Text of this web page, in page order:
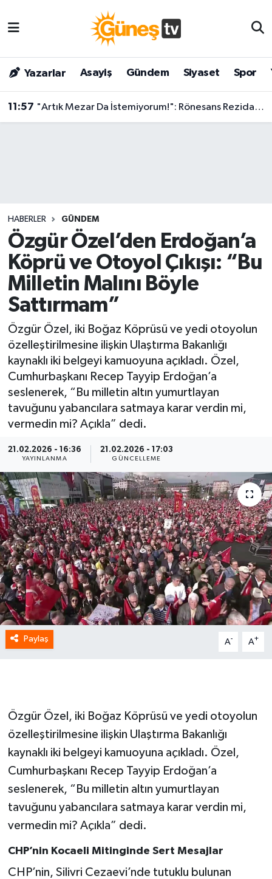
Yazarlar Asayiş Gündem Siyaset Spor
11:57 "Artık Mezar Da İstemiyorum!": Rönesans Rezidans Depremzedesinden Aksaray'da Yürek Yakan Feryat
HABERLER GÜNDEM
Özgür Özel’den Erdoğan’a
Köprü ve Otoyol Çıkışı: “Bu
Milletin Malını Böyle
Sattırmam”
Özgür Özel, iki Boğaz Köprüsü ve yedi otoyolun
özelleştirilmesine ilişkin Ulaştırma Bakanlığı
kaynaklı iki belgeyi kamuoyuna açıkladı. Özel,
Cumhurbaşkanı Recep Tayyip Erdoğan’a
seslenerek, “Bu milletin altın yumurtlayan
tavuğunu yabancılara satmaya karar verdin mi,
vermedin mi? Açıkla” dedi.
21.02.2026 - 16:36
YAYINLANMA
21.02.2026 - 17:03
GÜNCELLEME
Paylaş A- A+
Özgür Özel, iki Boğaz Köprüsü ve yedi otoyolun
özelleştirilmesine ilişkin Ulaştırma Bakanlığı
kaynaklı iki belgeyi kamuoyuna açıkladı. Özel,
Cumhurbaşkanı Recep Tayyip Erdoğan’a
seslenerek, “Bu milletin altın yumurtlayan
tavuğunu yabancılara satmaya karar verdin mi,
vermedin mi? Açıkla” dedi.
CHP’nin Kocaeli Mitinginde Sert Mesajlar
CHP’nin, Silivri Cezaevi’nde tutuklu bulunan
Bilim & Teknoloji
Dünya
Magazin
Siyaset
Spor
Yaşam
Malatya Nöbetçi Eczaneler
Malatya Hava Durumu
Malatya Namaz Vakitleri
Son Dakika Haberleri
Haber Arşivi